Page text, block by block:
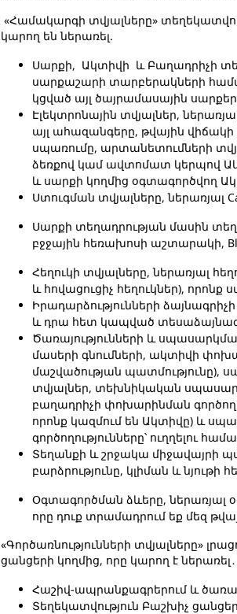
«Համակարգի տվյալները»
կարող են ներառել.
Սարքի, Ակտիվի և Բաղադրիչի
սարքաշարի տարբերակների
կցված այլ ծայրամասային
Էլեկտրոնային տվյալներ,
այլ ահազանգերը, թվային
սպառումը, արտանետումների
ձեռքով կամ ավտոմատ կերպով
և սարքի կողմից օգտագործվող
Ստուգման տվյալները, ներառյալ
Սարքի տեղադրության մասին
բջջային հեռախոսի աշտարակի,
Հեղուկի տվյալները, ներառյալ
և հովացուցիչ հեղուկներ), որոնք
Իրադարձությունների ձայնագրիչի
և դրա հետ կապված
Ծառայությունների և
մասերի գնումների, ակտիվի
մաշվածության
տվյալներ, տեխնիկական
բաղադրիչի փոխարինման
որոնք կազմում են Ակտիվը) և
գործողությունները՝ ուղղելու
Տեղանքի և շրջակա միջավայրի
բարձրությունը, կլիման և նյութի
Օգտագործման ձևերը, ներառյալ
որը դուք տրամադրում եք մեզ
«Գործառնությունների տվյալները»
ցանցերի կողմից, որը կարող է ներառել․
Հաշիվ-ապրանքագրերում և
Տեղեկատվություն Բաշխիչ